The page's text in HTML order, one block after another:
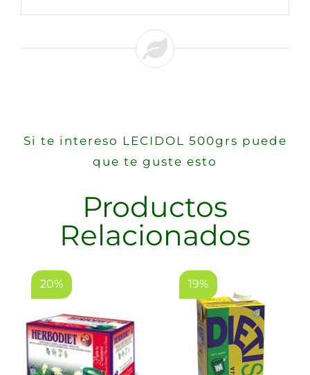
Si te intereso LECIDOL 500grs puede
que te guste esto
Productos
Relacionados
20% 19%